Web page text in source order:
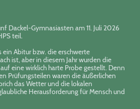
Dackel-Gymnasiasten am 11. Juli 2026
teil.
ein Abitur bzw. die erschwerte
ist, aber in diesem Jahr wurden die
eine wirklich harte Probe gestellt. Denn
Prüfungsteilen waren die äußerlichen
das Wetter und die lokalen
Herausforderung für Mensch und